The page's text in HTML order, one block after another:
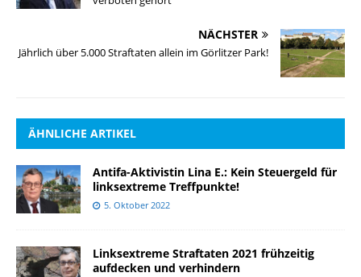
NÄCHSTER
Jährlich über 5.000 Straftaten allein im Görlitzer Park!
ÄHNLICHE ARTIKEL
Antifa-Aktivistin Lina E.: Kein Steuergeld für
linksextreme Treffpunkte!
5. Oktober 2022
Linksextreme Straftaten 2021 frühzeitig
aufdecken und verhindern